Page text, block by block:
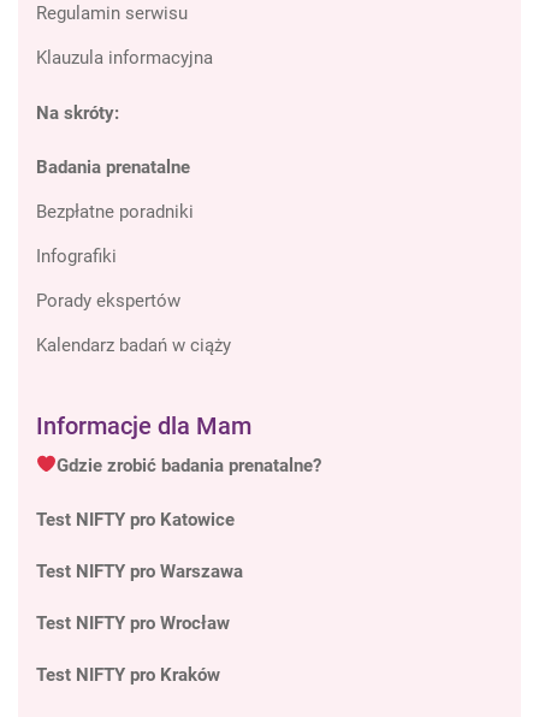
Regulamin serwisu
Klauzula informacyjna
Na skróty:
Badania prenatalne
Bezpłatne poradniki
Infografiki
Porady ekspertów
Kalendarz badań w ciąży
Informacje dla Mam
Gdzie zrobić badania prenatalne?
Test NIFTY pro Katowice
Test NIFTY pro Warszawa
Test NIFTY pro Wrocław
Test NIFTY pro Kraków